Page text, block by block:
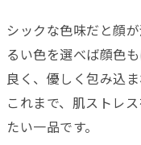
シックな色味だと顔
るい色を選べば顔色
良く、優しく包み込
これまで、肌ストレ
たい一品です。